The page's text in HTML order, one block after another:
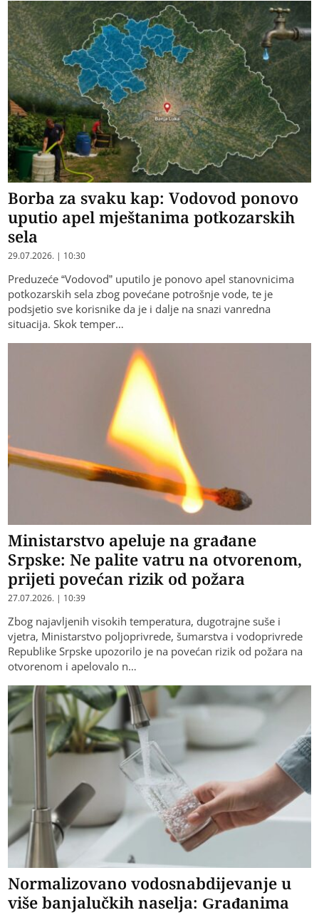
Borba za svaku kap: Vodovod ponovo
uputio apel mještanima potkozarskih
sela
29.07.2026. | 10:30
Preduzeće “Vodovod” uputilo je ponovo apel stanovnicima
potkozarskih sela zbog povećane potrošnje vode, te je
podsjetio sve korisnike da je i dalje na snazi vanredna
situacija. Skok temper…
Ministarstvo apeluje na građane
Srpske: Ne palite vatru na otvorenom,
prijeti povećan rizik od požara
27.07.2026. | 10:39
Zbog najavljenih visokih temperatura, dugotrajne suše i
vjetra, Ministarstvo poljoprivrede, šumarstva i vodoprivrede
Republike Srpske upozorilo je na povećan rizik od požara na
otvorenom i apelovalo n…
Normalizovano vodosnabdijevanje u
više banjalučkih naselja: Građanima